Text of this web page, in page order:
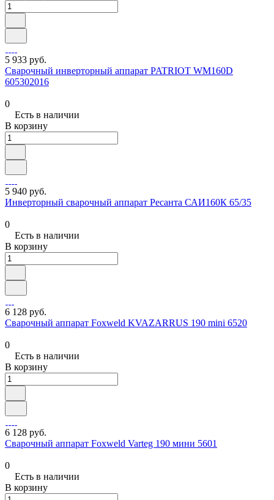
5 933 руб.
Сварочный инверторный аппарат PATRIOT WM160D
605302016
0
Есть в наличии
В корзину
5 940 руб.
Инверторный сварочный аппарат Ресанта САИ160К 65/35
0
Есть в наличии
В корзину
6 128 руб.
Сварочный аппарат Foxweld KVAZARRUS 190 mini 6520
0
Есть в наличии
В корзину
6 128 руб.
Сварочный аппарат Foxweld Varteg 190 мини 5601
0
Есть в наличии
В корзину